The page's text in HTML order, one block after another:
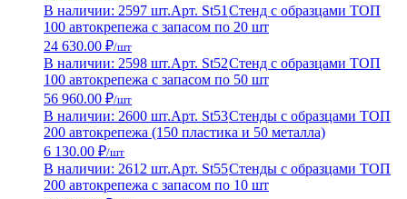
В наличии: 2597 шт.Арт. St51 Стенд с образцами ТОП
100 автокрепежа с запасом по 20 шт
24 630.00 ₽/шт
В наличии: 2598 шт.Арт. St52Стенд с образцами ТОП
100 автокрепежа с запасом по 50 шт
56 960.00 ₽/шт
В наличии: 2600 шт.Арт. St53Стенды с образцами ТОП
200 автокрепежа (150 пластика и 50 металла)
6 130.00 ₽/шт
В наличии: 2612 шт.Арт. St55Стенды с образцами ТОП
200 автокрепежа с запасом по 10 шт